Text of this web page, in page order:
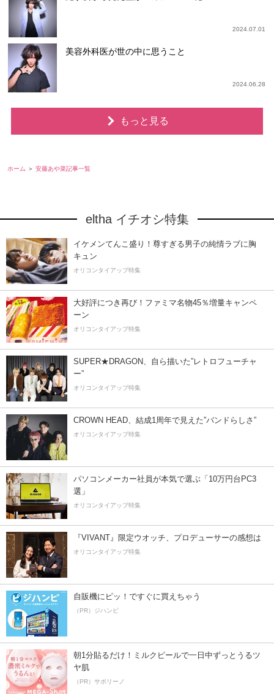
2024.07.01
美容外科医が世の中に思うこと
2024.06.28
もっと見る
ホーム 安藤あや菜記事一覧
eltha イチオシ特集
イケメンてんこ盛り！尊すぎる男子の純情ラブに胸
キュン
オリコンタイアップ特集
大好評につき再び！ファミマ名物45％増量キャンペ
ーン
オリコンタイアップ特集
SUPER★DRAGON、自ら描いた”レトロフューチャ
ー”
オリコンタイアップ特集
CROWN HEAD、結成1周年で見えた”バンドらしさ”
オリコンタイアップ特集
パソコンメーカー社員が本気で選ぶ「10万円台PC3
選」
オリコンタイアップ特集
『VIVANT』限定ウオッチ、プロデューサーの感想は
オリコンタイアップ特集
自販機にピッ！ですぐに買えちゃう
（PR）ジハンピ
朝1分貼るだけ！ミルクピールで一日中ずっとうるツ
ヤ肌
（PR）サボリーノ